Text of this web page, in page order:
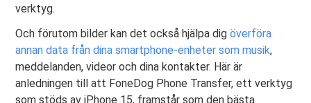
verktyg.
Och förutom bilder kan det också hjälpa digöverföra
annan data från dina smartphone-enheter som musik,
meddelanden, videor och dina kontakter. Här är
anledningen till att FoneDog Phone Transfer, ett verktyg
som stöds av iPhone 15, framstår som den bästa